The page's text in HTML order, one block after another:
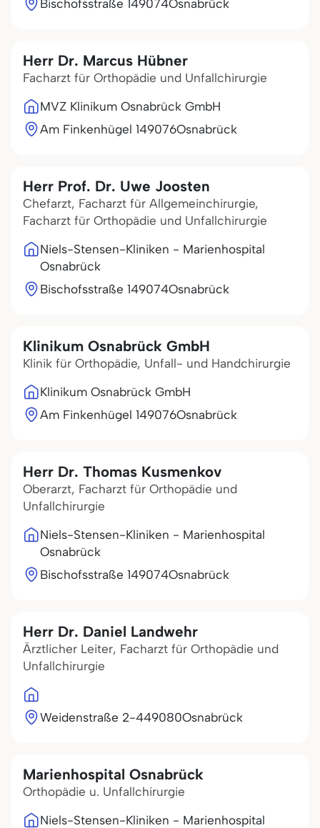
Bischofsstraße 149074Osnabrück
Herr Dr. Marcus Hübner
Facharzt für Orthopädie und Unfallchirurgie
MVZ Klinikum Osnabrück GmbH
Am Finkenhügel 149076Osnabrück
Herr Prof. Dr. Uwe Joosten
Chefarzt, Facharzt für Allgemeinchirurgie,
Facharzt für Orthopädie und Unfallchirurgie
Niels-Stensen-Kliniken - Marienhospital
Osnabrück
Bischofsstraße 149074Osnabrück
Klinikum Osnabrück GmbH
Klinik für Orthopädie, Unfall- und Handchirurgie
Klinikum Osnabrück GmbH
Am Finkenhügel 149076Osnabrück
Herr Dr. Thomas Kusmenkov
Oberarzt, Facharzt für Orthopädie und
Unfallchirurgie
Niels-Stensen-Kliniken - Marienhospital
Osnabrück
Bischofsstraße 149074Osnabrück
Herr Dr. Daniel Landwehr
Ärztlicher Leiter, Facharzt für Orthopädie und
Unfallchirurgie
Weidenstraße 2-449080Osnabrück
Marienhospital Osnabrück
Orthopädie u. Unfallchirurgie
Niels-Stensen-Kliniken - Marienhospital